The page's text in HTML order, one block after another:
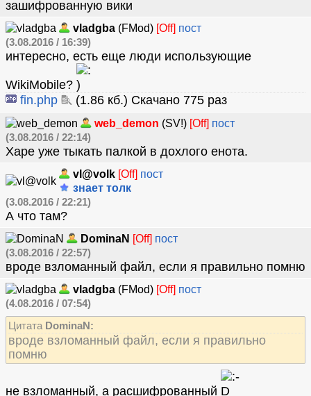
зашифрованную вики
vladgba (FMod) [Off] пост
(3.08.2016 / 16:39)
интересно, есть еще люди использующие
WikiMobile?
fin.php
(1.86 кб.) Скачано 775 раз
web_demon (SV!) [Off] пост
(3.08.2016 / 22:14)
Харе уже тыкать палкой в дохлого енота.
vl@volk [Off] пост
знает толк
(3.08.2016 / 22:21)
А что там?
DominaN [Off] пост
(3.08.2016 / 22:57)
вроде взломанный файл, если я правильно помню
vladgba (FMod) [Off] пост
(4.08.2016 / 07:54)
Цитата DominaN:
вроде взломанный файл, если я правильно
помню
не взломанный, а расшифрованный